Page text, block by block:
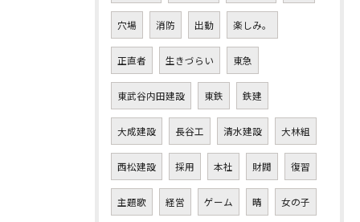
穴場 消防 出動 楽しみ。
正直者 生きづらい 東急
東武谷内田建設 東鉄 鉄建
大成建設 長谷工 清水建設 大林組
西松建設 採用 本社 財閥 復習
主題歌 経営 ゲーム 晴 女の子